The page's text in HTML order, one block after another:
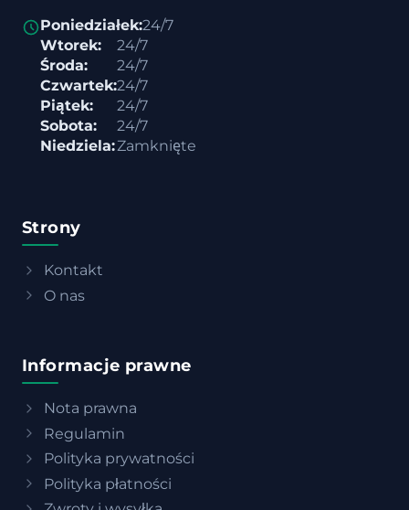
Poniedziałek:24/7
Wtorek:
24/7
Środa:
24/7
Czwartek:24/7
Piątek:
24/7
Sobota:
24/7
Niedziela:Zamknięte
Strony
Kontakt
O nas
Informacje prawne
Nota prawna
Regulamin
Polityka prywatności
Polityka płatności